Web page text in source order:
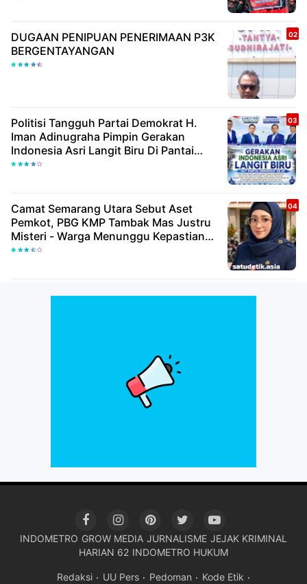
DUGAAN PENIPUAN PENERIMAAN P3K
BERGENTAYANGAN
Politisi Tangguh Partai Demokrat H.
Iman Adinugraha Pimpin Gerakan
Indonesia Asri Langit Biru Di Pantai
Citepus
Camat Semarang Utara Sebut Aset
Pemkot, PBG KMP Tambak Mas Justru
Misteri - Warga Menunggu Kepastian
Hukum
INDOMETRO GROW MEDIA JURNALISME JEJAK KRIMINAL
HARIAN 62 INDOMETRO HUKUM
Redaksi UU Pers Pedoman Kode Etik